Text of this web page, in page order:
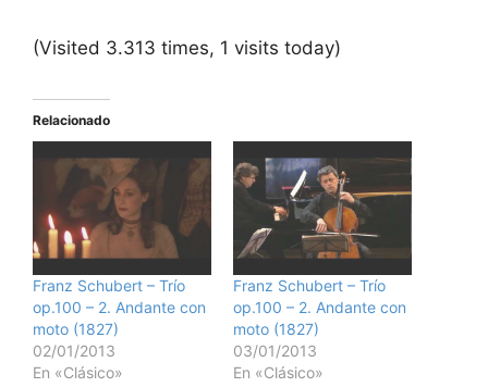
(Visited 3.313 times, 1 visits today)
Relacionado
Franz Schubert – Trío
op.100 – 2. Andante con
moto (1827)
02/01/2013
En «Clásico»
Franz Schubert – Trío
op.100 – 2. Andante con
moto (1827)
03/01/2013
En «Clásico»